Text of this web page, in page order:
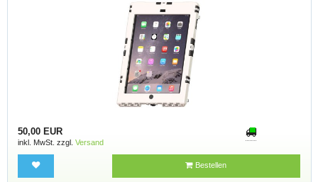
50,00 EUR
inkl. MwSt. zzgl. Versand
Bestellen